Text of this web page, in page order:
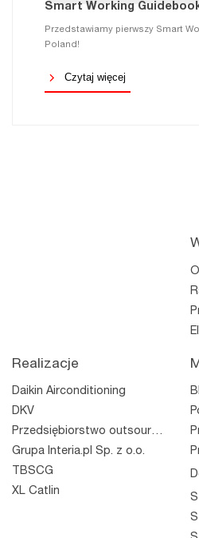
Smart Working
Przedstawiamy pierwszy Smart
Poland!
Czytaj więcej
Realizacje
Daikin Airconditioning
DKV
Przedsiębiorstwo outsourcingowe
Grupa Interia.pl Sp. z o.o.
TBSCG
XL Catlin